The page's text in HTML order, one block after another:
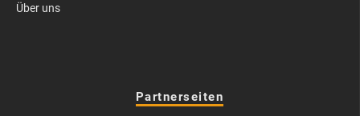
Über uns
Partnerseiten